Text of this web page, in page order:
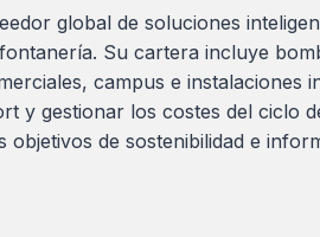
global de soluciones
Su cartera incluye
campus e instalaciones
y gestionar los costes del ciclo
de sostenibilidad e